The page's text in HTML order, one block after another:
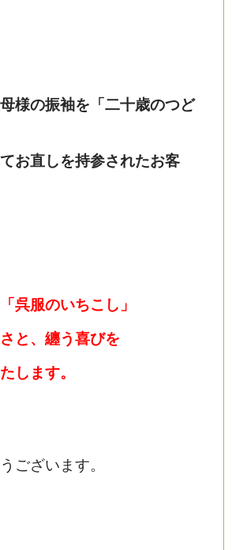
母様の振袖を「二十歳のつど
お直しを持参されたお客
呉服のいちこし」
と、纏う喜びを
します。
ございます。